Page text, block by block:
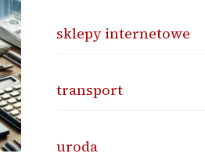
sklepy internetowe
transport
uroda